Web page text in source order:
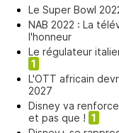
Le Super Bowl
NAB 2022 : La
l'honneur
Le régulateur
1
L'OTT africain
2027
Disney va
et pas que ! 1